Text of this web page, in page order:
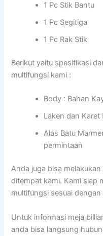
1 Pc Stik Bantu
1 Pc Segitiga
1 Pc Rak Stik
Berikut yaitu spesifikasi
multifungsi kami :
Body : Bahan
Laken dan Karet
Alas Batu
permintaan
Anda juga bisa
ditempat kami. Kami siap
multifungsi sesuai
Untuk informasi meja
anda bisa langsung